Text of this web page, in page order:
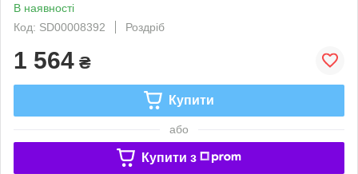
В наявності
Код: SD00008392
Роздріб
1 564 ₴
Купити
або
Купити з